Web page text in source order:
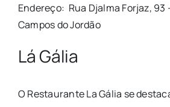
Endereço: Rua Djalma Forjaz, 93
Campos do Jordão
Lá Gália
O Restaurante La Gália se